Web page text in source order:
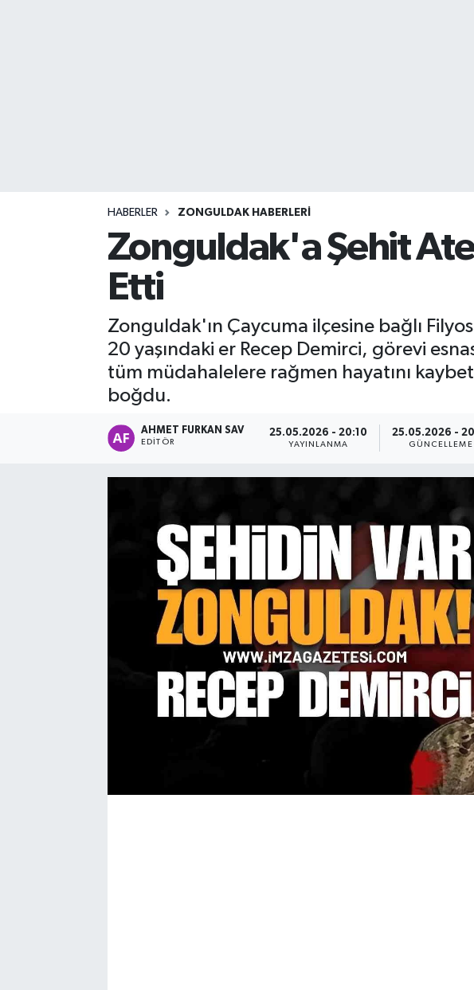
HABERLER ZONGULDAK HABERLERI
Zonguldak'a Şehit
Etti
Zonguldak'ın Çaycuma ilçesine bağlı
20 yaşındaki er Recep Demirci, görevi
tüm müdahalelere rağmen hayatını
boğdu.
AHMET FURKAN SAV
EDITÖR
25.05.2026 - 20:10
YAYINLANMA
25.05.2026 -
GÜNCELLEME
KASTAMONU